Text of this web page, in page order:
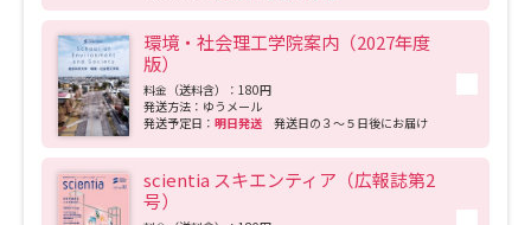
環境・社会理工学院案内（2027年度
版）
料金（送料含）：180円
発送方法：ゆうメール
発送予定日： 明日発送 発送日の３～５日後にお届け
scientia スキエンティア（広報誌第2
号）